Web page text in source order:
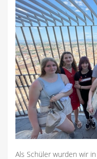
Als Schüler wurden wir